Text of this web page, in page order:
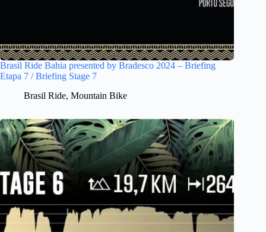
Brasil Ride Bahia presented by Bradesco 2024 – Briefing
Etapa 7 / Briefing Stage 7
Brasil Ride, Mountain Bike